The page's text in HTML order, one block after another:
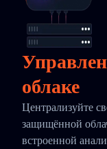
облаке
Централизуйте
защищённой
встроенной